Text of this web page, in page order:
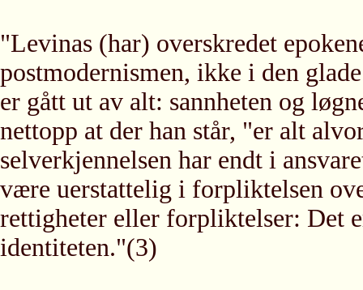
"Levinas (har) overskredet
postmodernismen, ikke i den
er gått ut av alt: sannheten og
nettopp at der han står, "er alt
selverkjennelsen har endt i
være uerstattelig i forpliktelsen
rettigheter eller forpliktelser: Det
identiteten."(3)